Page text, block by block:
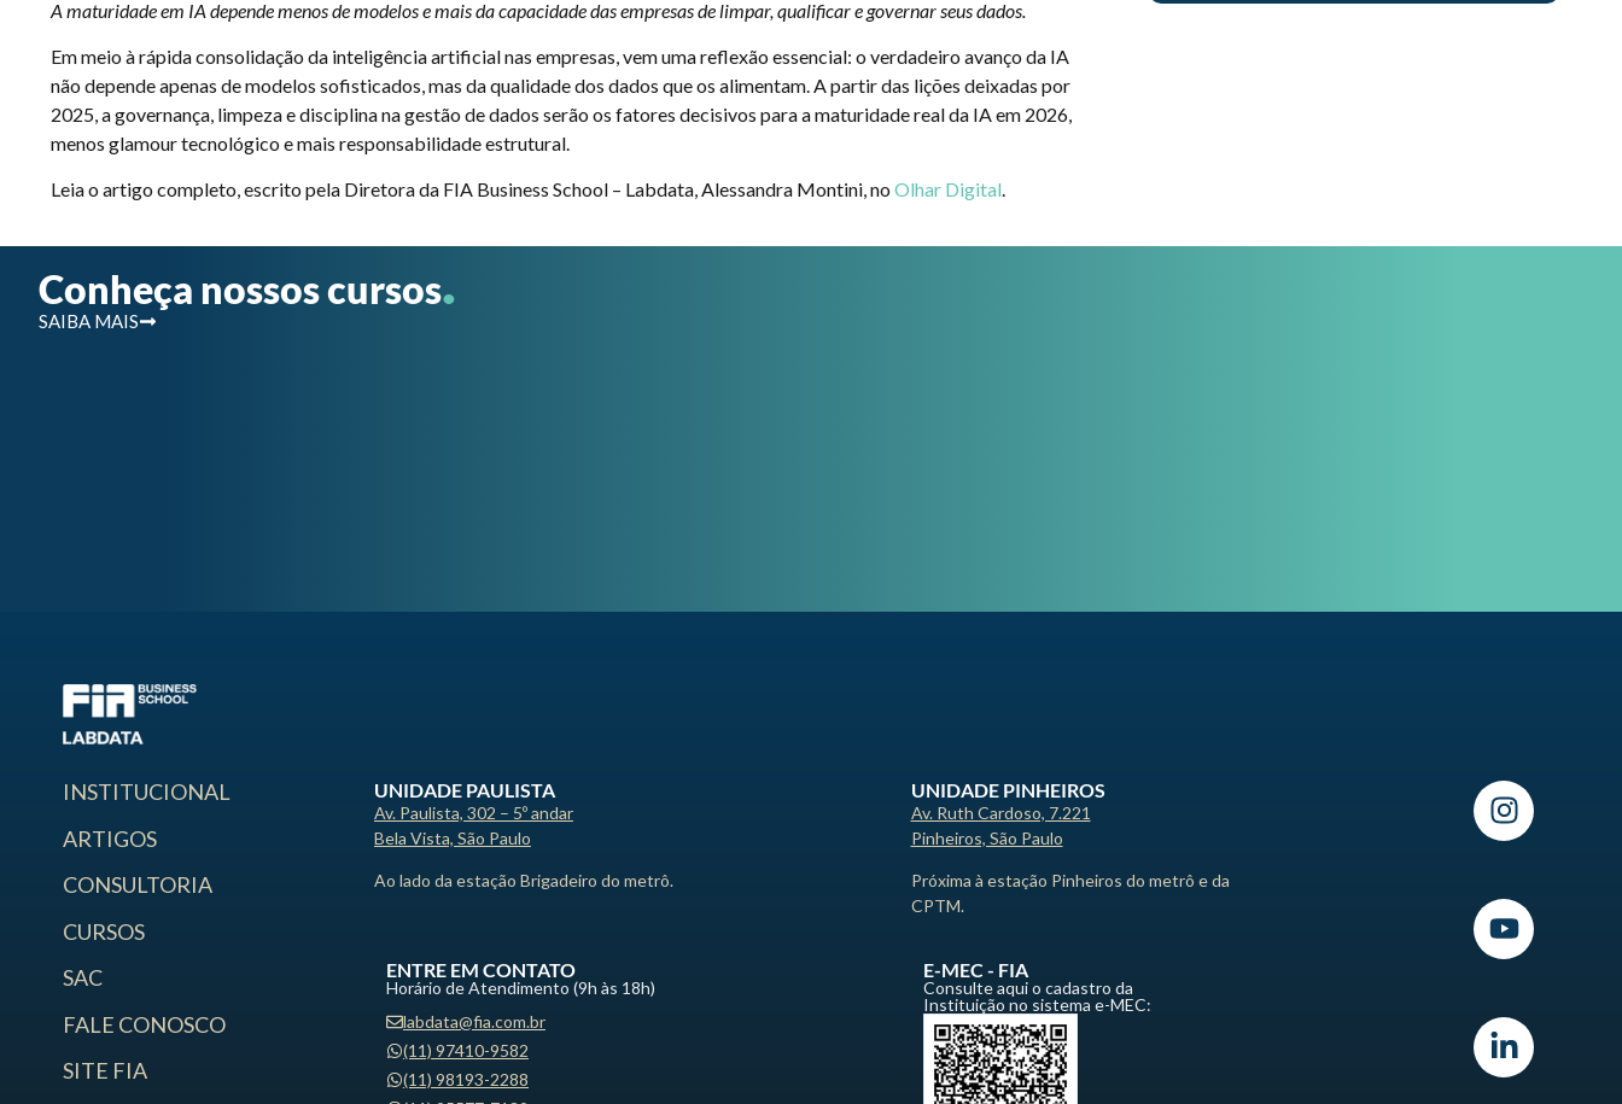
A maturidade em IA depende menos de modelos e mais da capacidade das empresas de limpar, qualificar e governar seus dados.
Em meio à rápida consolidação da inteligência artificial nas empresas, vem uma reflexão essencial: o verdadeiro avanço da IA
não depende apenas de modelos sofisticados, mas da qualidade dos dados que os alimentam. A partir das lições deixadas por
2025, a governança, limpeza e disciplina na gestão de dados serão os fatores decisivos para a maturidade real da IA em 2026,
menos glamour tecnológico e mais responsabilidade estrutural.
Leia o artigo completo, escrito pela Diretora da FIA Business School – Labdata, Alessandra Montini, no Olhar Digital.
Conheça nossos cursos.
SAIBA MAIS
INSTITUCIONAL
ARTIGOS
CONSULTORIA
CURSOS
SAC
FALE CONOSCO
SITE FIA
UNIDADE PAULISTA
Av. Paulista, 302 – 5º andar
Bela Vista, São Paulo
Ao lado da estação Brigadeiro do metrô.
UNIDADE PINHEIROS
Av. Ruth Cardoso, 7.221
Pinheiros, São Paulo
Próxima à estação Pinheiros do metrô e da
CPTM.
ENTRE EM CONTATO
Horário de Atendimento (9h às 18h)
labdata@fia.com.br
(11) 97410-9582
(11) 98193-2288
E-MEC - FIA
Consulte aqui o cadastro da
Instituição no sistema e-MEC: